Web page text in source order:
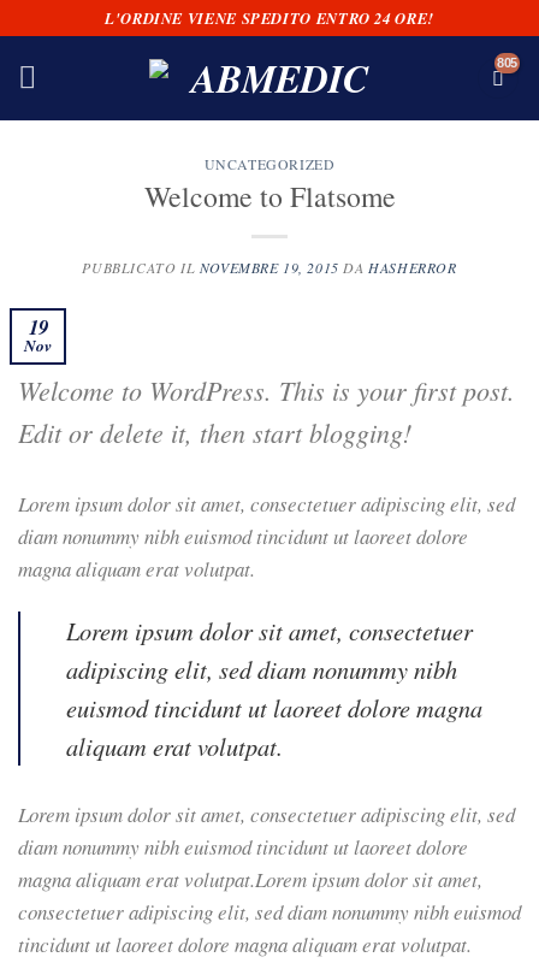
contenuti
L'ORDINE VIENE SPEDITO ENTRO 24 ORE!
UNCATEGORIZED
Welcome to Flatsome
PUBBLICATO IL NOVEMBRE 19, 2015 DA HASHERROR
19
Nov
Welcome to WordPress. This is your first post.
Edit or delete it, then start blogging!
Lorem ipsum dolor sit amet, consectetuer adipiscing elit, sed
diam nonummy nibh euismod tincidunt ut laoreet dolore
magna aliquam erat volutpat.
Lorem ipsum dolor sit amet, consectetuer
adipiscing elit, sed diam nonummy nibh
euismod tincidunt ut laoreet dolore magna
aliquam erat volutpat.
Lorem ipsum dolor sit amet, consectetuer adipiscing elit, sed
diam nonummy nibh euismod tincidunt ut laoreet dolore
magna aliquam erat volutpat.Lorem ipsum dolor sit amet,
consectetuer adipiscing elit, sed diam nonummy nibh euismod
tincidunt ut laoreet dolore magna aliquam erat volutpat.